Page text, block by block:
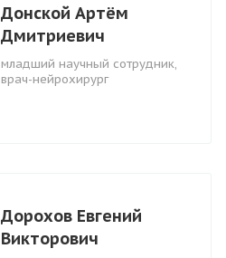
Донской Артём
Дмитриевич
младший научный сотрудник,
врач-нейрохирург
Дорохов Евгений
Викторович